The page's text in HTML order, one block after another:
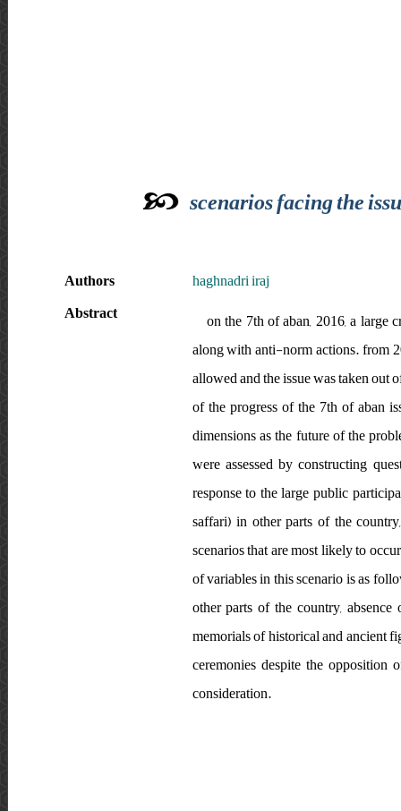
scenarios facing the
Authors
haghnadri iraj
Abstract
on the 7th of aban, 2016, a large
along with anti-norm actions. from
allowed and the issue was taken out
of the progress of the 7th of aban
dimensions as the future of the
were assessed by constructing
response to the large public
saffari) in other parts of the
scenarios that are most likely to
of variables in this scenario is as
other parts of the country,
memorials of historical and ancient
ceremonies despite the
consideration.